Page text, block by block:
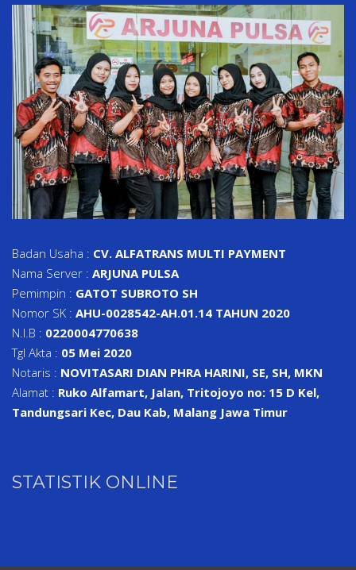
Badan Usaha : CV. ALFATRANS MULTI PAYMENT
Nama Server : ARJUNA PULSA
Pemimpin : GATOT SUBROTO SH
Nomor SK : AHU-0028542-AH.01.14 TAHUN 2020
N.I.B : 0220004770638
Tgl Akta : 05 Mei 2020
Notaris : NOVITASARI DIAN PHRA HARINI, SE, SH, MKN
Alamat : Ruko Alfamart, Jalan, Tritojoyo no: 15 D Kel,
Tandungsari Kec, Dau Kab, Malang Jawa Timur
STATISTIK ONLINE